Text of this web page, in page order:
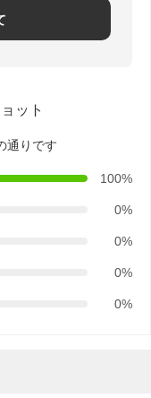
ット
通りです
100%
0%
0%
0%
0%